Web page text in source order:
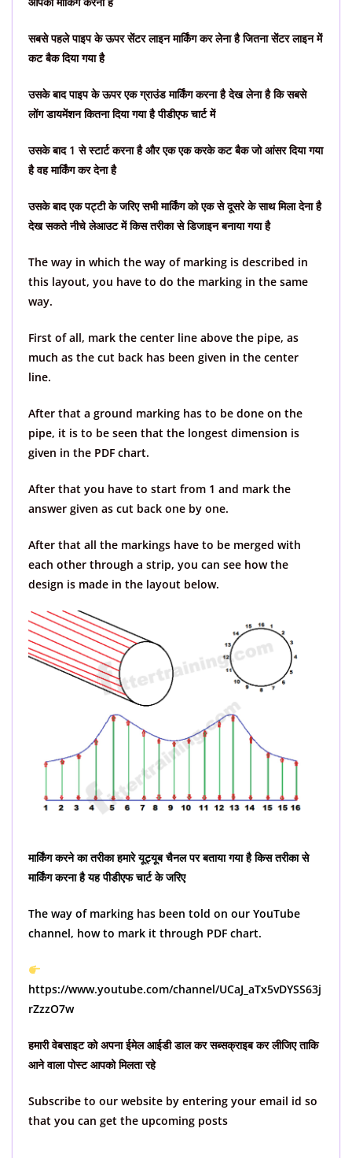
सबसे पहले पाइप के ऊपर सेंटर लाइन मार्किंग कर लेना है जितना सेंटर लाइन में
कट बैक दिया गया है
उसके बाद पाइप के ऊपर एक ग्राउंड मार्किंग करना है देख लेना है कि सबसे
लोंग डायमेंशन कितना दिया गया है पीडीएफ चार्ट में
उसके बाद 1 से स्टार्ट करना है और एक एक करके कट बैक जो आंसर दिया गया
है वह मार्किंग कर देना है
उसके बाद एक पट्टी के जरिए सभी मार्किंग को एक से दूसरे के साथ मिला देना है
देख सकते नीचे लेआउट में किस तरीका से डिजाइन बनाया गया है
The way in which the way of marking is described in
this layout, you have to do the marking in the same
way.
First of all, mark the center line above the pipe, as
much as the cut back has been given in the center
line.
After that a ground marking has to be done on the
pipe, it is to be seen that the longest dimension is
given in the PDF chart.
After that you have to start from 1 and mark the
answer given as cut back one by one.
After that all the markings have to be merged with
each other through a strip, you can see how the
design is made in the layout below.
मार्किंग करने का तरीका हमारे यूट्यूब चैनल पर बताया गया है किस तरीका से
मार्किंग करना है यह पीडीएफ चार्ट के जरिए
The way of marking has been told on our YouTube
channel, how to mark it through PDF chart.
https://www.youtube.com/channel/UCaJ_aTx5vDYSS63j
rZzzO7w
हमारी वेबसाइट को अपना ईमेल आईडी डाल कर सब्सक्राइब कर लीजिए ताकि
आने वाला पोस्ट आपको मिलता रहे
Subscribe to our website by entering your email id so
that you can get the upcoming posts